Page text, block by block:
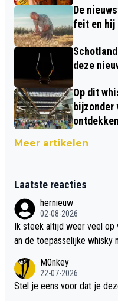
De
feit en hij
deze
Op dit
bijzonder
ontdekken
Meer artikelen
Laatste reacties
hernieuw
02-08-2026
Ik steek altijd weer veel op
an de toepasselijke whisky
M0nkey
22-07-2026
Stel je eens voor dat je